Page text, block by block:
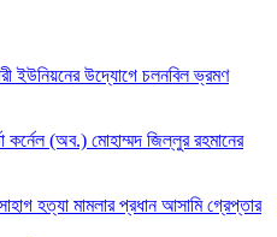
ইউনিয়নের উদ্যোগে চলনবিল ভ্রমণ
কর্নেল (অব.) মোহাম্মদ জিল্লুর রহমানের
হত্যা মামলার প্রধান আসামি গ্রেপ্তার